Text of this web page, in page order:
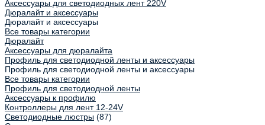
Аксессуары для светодиодных лент 220V
Дюралайт и аксессуары
Дюралайт и аксессуары
Все товары категории
Дюралайт
Аксессуары для дюралайта
Профиль для светодиодной ленты и аксессуары
Профиль для светодиодной ленты и аксессуары
Все товары категории
Профиль для светодиодной ленты
Аксессуары к профилю
Контроллеры для лент 12-24V
Светодиодные люстры (87)